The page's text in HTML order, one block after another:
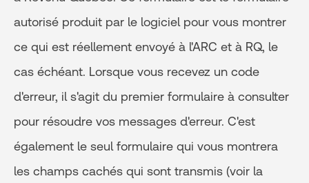
autorisé produit par le logiciel pour vous montrer
ce qui est réellement envoyé à l'ARC et à RQ, le
cas échéant. Lorsque vous recevez un code
d'erreur, il s'agit du premier formulaire à consulter
pour résoudre vos messages d'erreur. C'est
également le seul formulaire qui vous montrera
les champs cachés qui sont transmis (voir la